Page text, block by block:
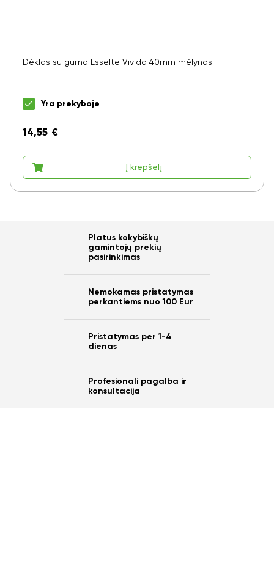
Dėklas su guma Esselte Vivida 40mm mėlynas
Yra prekyboje
14,55 €
Į krepšelį
Platus kokybiškų
gamintojų prekių
pasirinkimas
Nemokamas pristatymas
perkantiems nuo 100 Eur
Pristatymas per 1-4
dienas
Profesionali pagalba ir
konsultacija